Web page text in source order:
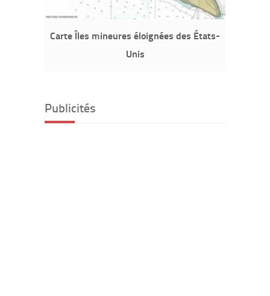
Carte Îles mineures éloignées des États-
Unis
Publicités